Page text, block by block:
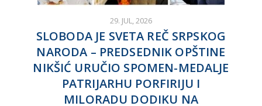
29. JUL, 2026
SLOBODA JE SVETA REČ SRPSKOG
NARODA – PREDSEDNIK OPŠTINE
NIKŠIĆ URUČIO SPOMEN-MEDALJE
PATRIJARHU PORFIRIJU I
MILORADU DODIKU NA